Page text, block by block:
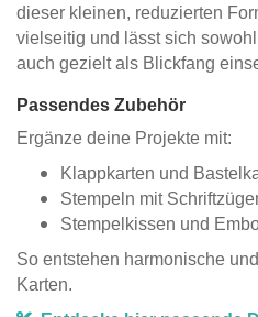
dieser kleinen, reduzierten
vielseitig und lässt sich
auch gezielt als Blickfang
Passendes Zubehör
Ergänze deine Projekte mit:
Klappkarten und
Stempeln mit
Stempelkissen und
So entstehen harmonische
Karten.